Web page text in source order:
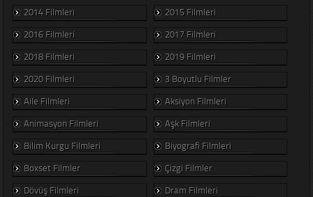
2014 Filmleri
2015 Filmleri
2016 Filmleri
2017 Filmleri
2018 Filmleri
2019 Filmleri
2020 Filmleri
3 Boyutlu Filmler
Aile Filmleri
Aksiyon Filmleri
Animasyon Filmleri
Aşk Filmleri
Bilim Kurgu Filmleri
Biyografi Filmleri
Boxset Filmler
Çizgi Filmler
Dövüş Filmleri
Dram Filmleri